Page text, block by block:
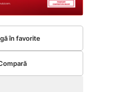
în favorite